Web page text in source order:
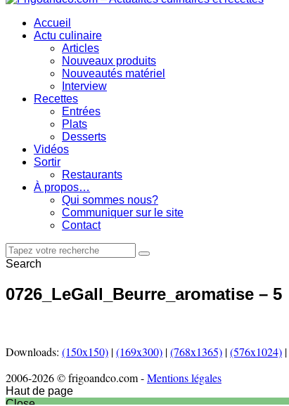
Accueil
Actu culinaire
Articles
Nouveaux produits
Nouveautés matériel
Interview
Recettes
Entrées
Plats
Desserts
Vidéos
Sortir
Restaurants
À propos…
Qui sommes nous?
Communiquer sur le site
Contact
Search
0726_LeGall_Beurre_aromatise – 5
Downloads: (150x150) |(169x300) |(768x1365) |(576x1024) |
2006-2026 © frigoandco.com -Mentions légales
Haut de page
Close